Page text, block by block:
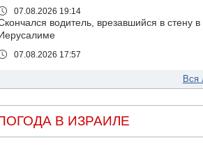
07.08.2026 19:14
водитель, врезавшийся в стену в
Иерусалиме
07.08.2026 17:57
подозреваемого в коррупционных
с Йоавом Элиаси
Вся
В ИЗРАИЛЕ